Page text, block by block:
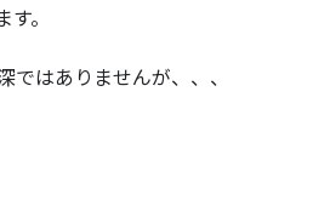
。
はありませんが、、、